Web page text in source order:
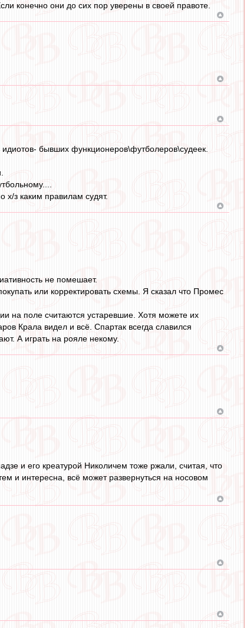
конечно они до сих пор уверены в своей правоте.
идиотов- бывших функционеров\футболеров\судеек.
х/з каким правилам судят.
не помешает.
или корректировать схемы. Я сказал что Промес
на поле считаются устаревшие. Хотя можете их
Крала видел и всё. Спартак всегда славился
А играть на рояле некому.
и его креатурой Николичем тоже ржали, считая, что
и интересна, всё может развернуться на носовом